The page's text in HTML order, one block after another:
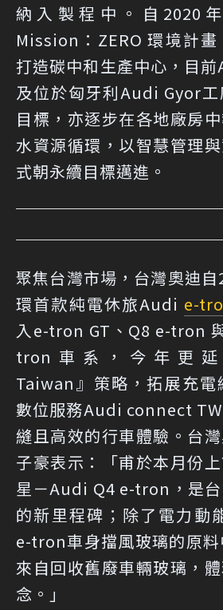
納入製程中。自2020
Mission：ZERO 環境計
打造碳中和生產中心，目
及位於匈牙利Audi Gyor
目標，亦逐步在各地廠房
水資源循環，以智慧管理
式朝永續目標邁進。
聚焦台灣市場，台灣奧迪
環首款純電休旅Audi e-
入e-tron GT、Q8 e-tron
tron車系，今年更延
Taiwan』策略，拓展充電
數位服務Audi connect
縫且高效的行車體驗。台
子豪表示：「甫於本月份
星－Audi Q4 e-tron，是
的新里程碑；除了電力動
e-tron車身擋風玻璃的原
來自回收舊廢車輛玻璃，
念。」